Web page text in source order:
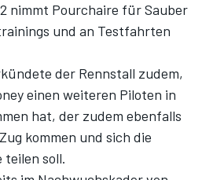
nimmt Pourchaire für Sauber
und an Testfahrten
der Rennstall zudem,
einen weiteren Piloten in
hat, der zudem ebenfalls
kommen und sich die
teilen soll.